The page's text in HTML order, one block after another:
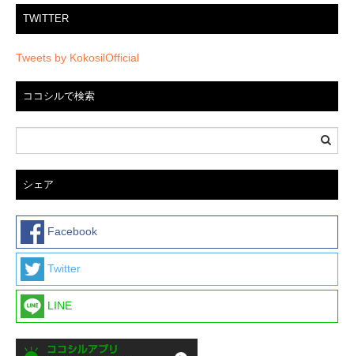
TWITTER
Tweets by KokosilOfficial
ココシルで検索
シェア
Facebook
Twitter
LINE